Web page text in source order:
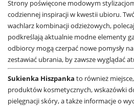
Strony poświęcone modowym
codziennej inspiracji w kwestii ubioru.
wachlarz kombinacji odzieżowych,
podkreślają aktualnie modne elementy
odbiorcy mogą czerpać nowe pomysły
zestawiać ubrania, by zawsze wyglądać
Sukienka Hiszpanka to również
produktów kosmetycznych, wskazówki
pielęgnacji skóry, a także informacje o